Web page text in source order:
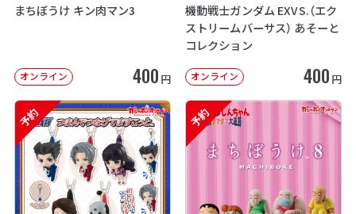
まちぼうけ キン肉マン3
オンライン 400 円
機動戦士ガンダム EXVS.（エク
ストリームバーサス） あそーと
コレクション
オンライン 400 円
予約 予約